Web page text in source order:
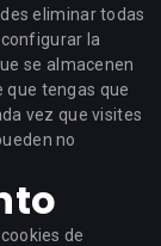
eliminar todas
la
se almacenen
que tengas que
vez que visites
no
de